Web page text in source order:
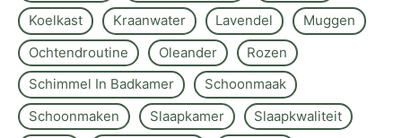
Koelkast
Kraanwater Lavendel
Muggen
Ochtendroutine
Oleander
Rozen
Schimmel In Badkamer
Schoonmaak
Schoonmaken
Slaapkamer
Slaapkwaliteit